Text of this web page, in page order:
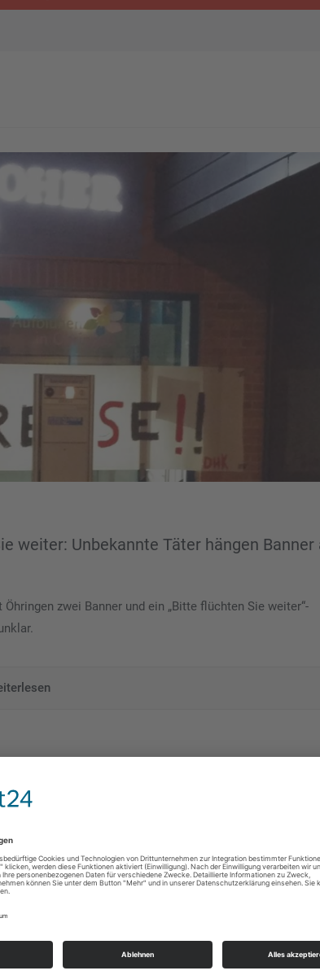
weiter: Unbekannte Täter hängen Banner
zwei Banner und ein „Bitte flüchten Sie weiter“-